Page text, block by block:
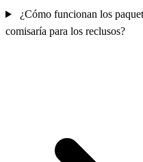
¿Cómo funcionan los
comisaría para los reclusos?